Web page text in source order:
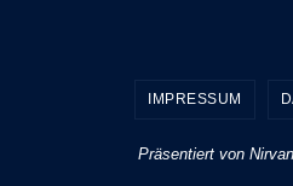
IMPRESSUM
Präsentiert von